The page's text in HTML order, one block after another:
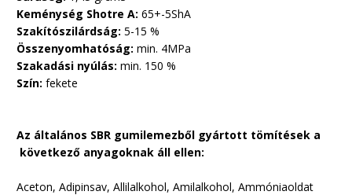
Keménység Shotre A: 65+-5ShA
Szakítószilárdság: 5-15 %
Összenyomhatóság: min. 4MPa
Szakadási nyúlás: min. 150 %
Szín: fekete
Az általános SBR gumilemezből gyártott tömítések a
következő anyagoknak áll ellen:
Aceton, Adipinsav, Allilalkohol, Amilalkohol, Ammóniaoldat